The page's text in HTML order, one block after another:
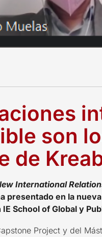
son
de
International
presentado en la
School of Global y
Project y del